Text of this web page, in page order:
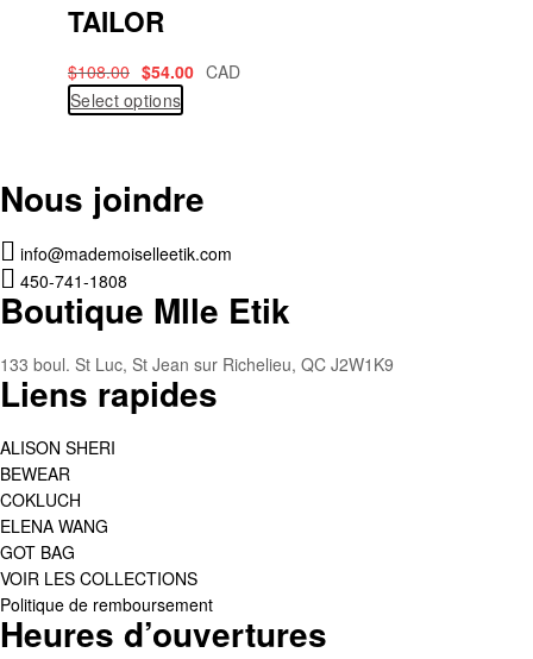
TAILOR
$108.00 $54.00 CAD
Select options
Nous joindre
info@mademoiselleetik.com
450-741-1808
Boutique Mlle Etik
133 boul. St Luc, St Jean sur Richelieu, QC J2W1K9
Liens rapides
ALISON SHERI
BEWEAR
COKLUCH
ELENA WANG
GOT BAG
VOIR LES COLLECTIONS
Politique de remboursement
Heures d’ouvertures